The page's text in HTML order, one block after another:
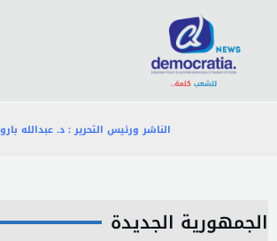
المحتوى
الناشر ورئيس التحرير : د. عبدالله
الجمهورية الجديدة